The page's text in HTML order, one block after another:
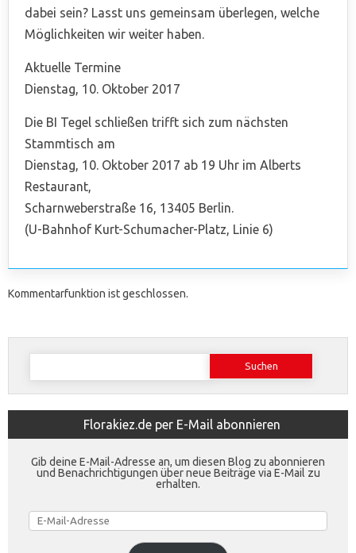
dabei sein? Lasst uns gemeinsam überlegen, welche
Möglichkeiten wir weiter haben.
Aktuelle Termine
Dienstag, 10. Oktober 2017
Die BI Tegel schließen trifft sich zum nächsten
Stammtisch am
Dienstag, 10. Oktober 2017 ab 19 Uhr im Alberts
Restaurant,
Scharnweberstraße 16, 13405 Berlin.
(U-Bahnhof Kurt-Schumacher-Platz, Linie 6)
Kommentarfunktion ist geschlossen.
Suchen
Florakiez.de per E-Mail abonnieren
Gib deine E-Mail-Adresse an, um diesen Blog zu abonnieren
und Benachrichtigungen über neue Beiträge via E-Mail zu
erhalten.
E-
Mail-
Adresse